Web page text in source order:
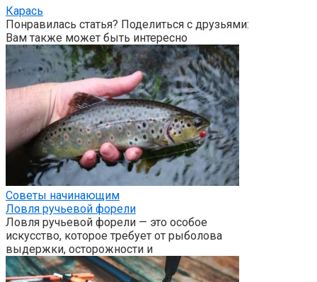
Карась
Понравилась статья? Поделиться с друзьями:
Вам также может быть интересно
Советы начинающим
Ловля ручьевой форели
Ловля ручьевой форели — это особое
искусство, которое требует от рыболова
выдержки, осторожности и